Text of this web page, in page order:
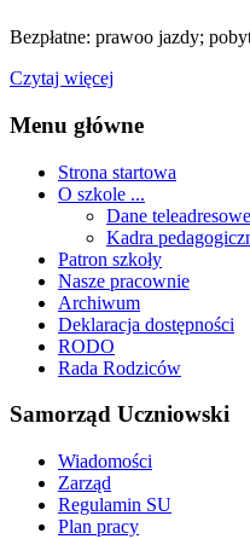
Bezpłatne: prawoo jazdy;
Czytaj więcej
Menu główne
Strona startowa
O szkole ...
Dane teleadresowe
Kadra
Patron szkoły
Nasze pracownie
Archiwum
Deklaracja dostępności
RODO
Rada Rodziców
Samorząd Uczniowski
Wiadomości
Zarząd
Regulamin SU
Plan pracy